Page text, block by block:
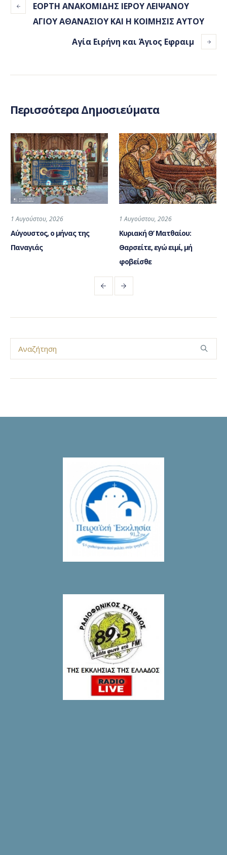
ΕΟΡΤΗ ΑΝΑΚΟΜΙΔΗΣ ΙΕΡΟΥ ΛΕΙΨΑΝΟΥ
ΑΓΙΟΥ ΑΘΑΝΑΣΙΟΥ ΚΑΙ Η ΚΟΙΜΗΣΙΣ ΑΥΤΟΥ
Αγία Ειρήνη και Άγιος Εφραιμ
Περισσότερα Δημοσιεύματα
1 Αυγούστου, 2026
Αύγουστος, ο μήνας της
Παναγιάς
1 Αυγούστου, 2026
Κυριακή Θ’ Ματθαίου:
Θαρσείτε, εγώ ειμί, μή
φοβείσθε